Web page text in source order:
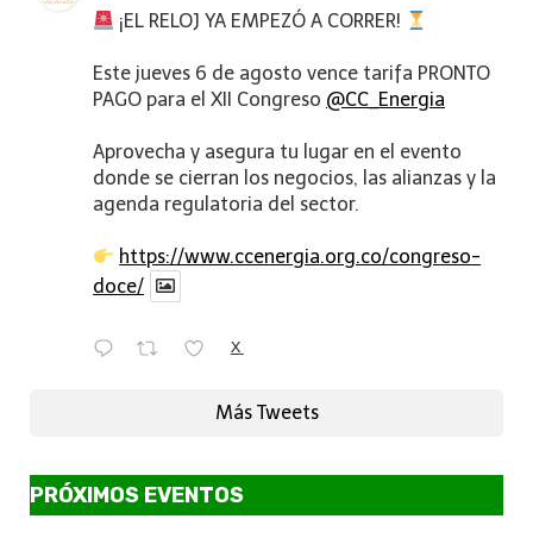
¡EL RELOJ YA EMPEZÓ A CORRER!
Este jueves 6 de agosto vence tarifa PRONTO
PAGO para el XII Congreso @CC_Energia
Aprovecha y asegura tu lugar en el evento
donde se cierran los negocios, las alianzas y la
agenda regulatoria del sector.
https://www.ccenergia.org.co/congreso-
doce/
X
Más Tweets
PRÓXIMOS EVENTOS